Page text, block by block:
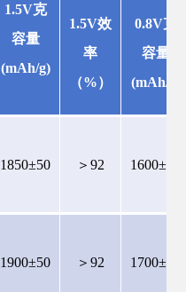
1.5V克
容量
(mAh/g)
1.5V效
率
（%）
0.8V克
容量
(mAh/g)
1850±50 ＞92 1600±50
1900±50 ＞92 1700±50